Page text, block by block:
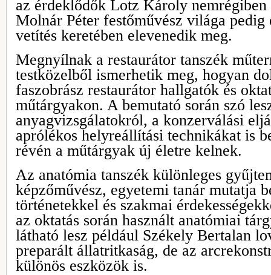
az érdeklődők Lotz Károly
Molnár Péter festőművész világa
vetítés keretében elevenedik meg.
Megnyílnak a restaurátor tanszék
testközelből ismerhetik meg, hogyan
faszobrász restaurátor hallgatók és
műtárgyakon. A bemutató során szó
anyagvizsgálatokról, a konzerválási
aprólékos helyreállítási technikákat is
révén a műtárgyak új életre kelnek.
Az anatómia tanszék különleges
képzőművész, egyetemi tanár mutatja
történetekkel és szakmai
az oktatás során használt anatómiai
látható lesz például Székely Bertalan
preparált állatritkaság, de az
különös eszközök is.